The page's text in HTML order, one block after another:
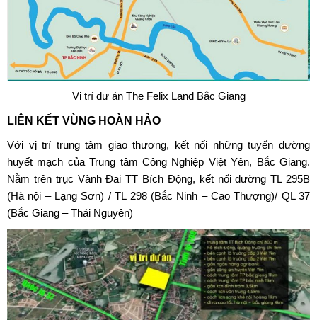
Vị trí dự án The Felix Land Bắc Giang
LIÊN KẾT VÙNG HOÀN HẢO
Với vị trí trung tâm giao thương, kết nối những tuyến đường
huyết mạch của Trung tâm Công Nghiệp Việt Yên, Bắc Giang.
Nằm trên trục Vành Đai TT Bích Động, kết nối đường TL 295B
(Hà nội – Lạng Sơn) / TL 298 (Bắc Ninh – Cao Thượng)/ QL 37
(Bắc Giang – Thái Nguyên)